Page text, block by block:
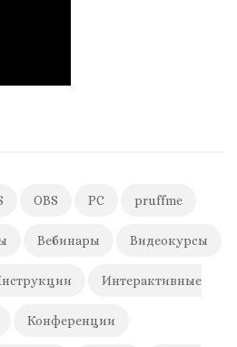
OBS PC pruffme
Вебинары Видеокурсы
Интерактивные
Конференции